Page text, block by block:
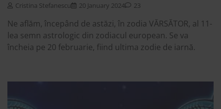
Cristina Stefanescu 20 January 2024 23
Ne aflăm, începând de astăzi, în zodia VĂRSĂTOR, al 11-
lea semn astrologic din zodiacul european. Se va
încheia pe 20 februarie, fiind ultima zodie de iarnă.